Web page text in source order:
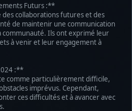
Futurs :**
des collaborations futures et des
de maintenir une communication
Ils ont exprimé leur
à venir et leur engagement à
:**
comme particulièrement difficile,
imprévus. Cependant,
ces difficultés et à avancer avec